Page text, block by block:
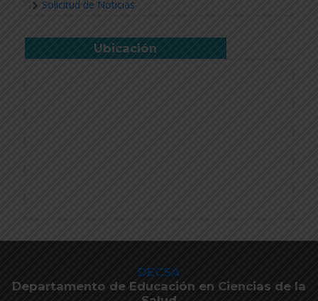
Solicitud de Noticias
Ubicación
DECSA
Departamento de Educación en Ciencias de la